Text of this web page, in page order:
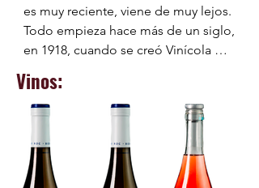
es muy reciente, viene de muy lejos.
Todo empieza hace más de un siglo,
en 1918, cuando se creó Vinícola
Durante casi 100 años la producción
de vino de la bodega se destinó a
un consumo casi exclusivamente
local.
Vinos: